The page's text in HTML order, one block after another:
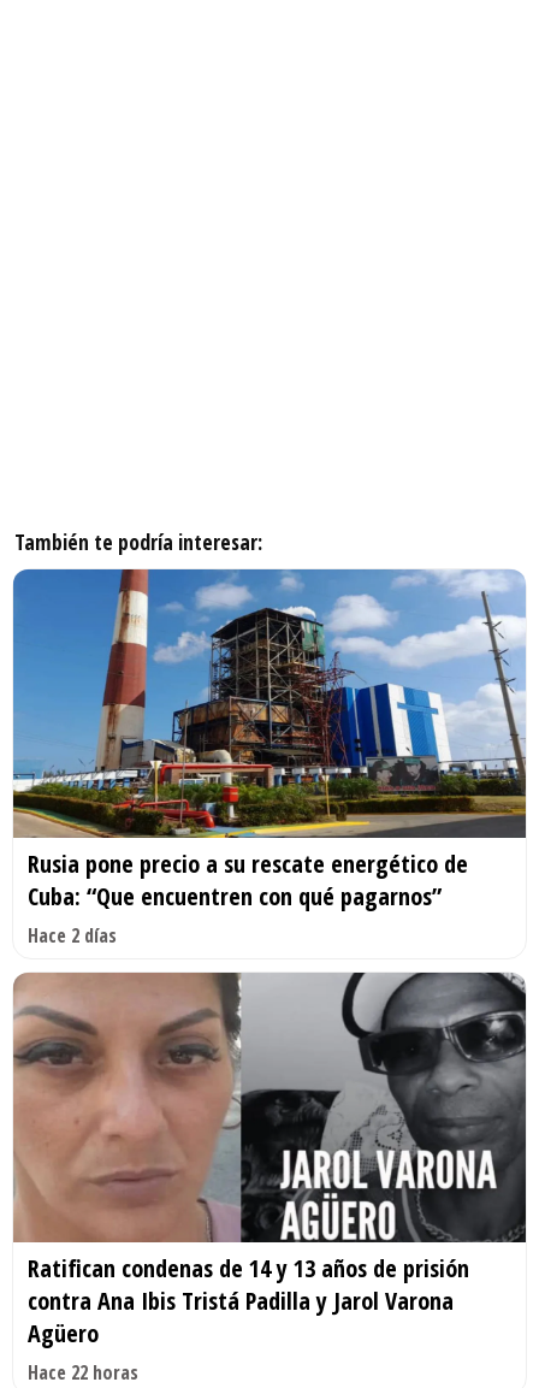
También te podría interesar:
Rusia pone precio a su rescate energético de
Cuba: “Que encuentren con qué pagarnos”
Hace 2 días
Ratifican condenas de 14 y 13 años de prisión
contra Ana Ibis Tristá Padilla y Jarol Varona
Agüero
Hace 22 horas